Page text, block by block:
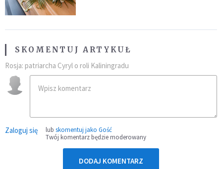
SKOMENTUJ ARTYKUŁ
Rosja: patriarcha Cyryl o roli Kaliningradu
Zaloguj się lub skomentuj jako Gość
Twój komentarz będzie moderowany
DODAJ KOMENTARZ